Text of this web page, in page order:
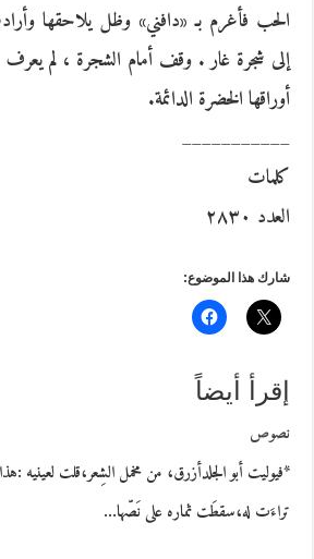
الحب فأغرم بـ «دافني» وظل يلاحقها
إلى شجرة غار . وقف أمام الشجرة ، لم يعرف
أوراقها الخضرة الدائمة.
___________
كلمات
العدد ٢٨٣٠
شارك هذا الموضوع:
إقرأ أيضاً
نصوص
*فيوليت أبو الجلدأزرق، من مخمل الشِعر،قلت لعينيه
تراءَت له،سقطَت ثماره على نَصّها…